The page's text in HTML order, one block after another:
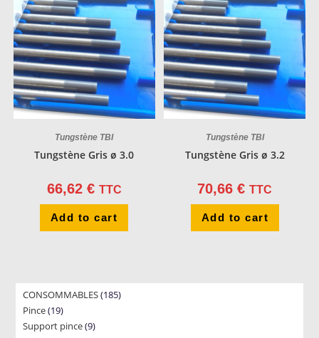
Tungstène TBI
Tungstène Gris ø 3.0
66,62 € TTC
Add to cart
Tungstène TBI
Tungstène Gris ø 3.2
70,66€ TTC
Add to cart
CONSOMMABLES 185185
Pince 1919
products
Support pince 99